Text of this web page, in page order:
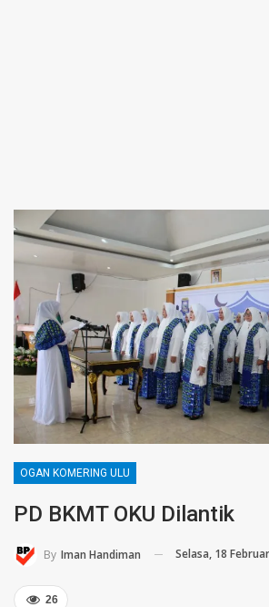
OGAN KOMERING ULU
PD BKMT OKU Dilantik
By Iman Handiman Selasa, 18
26